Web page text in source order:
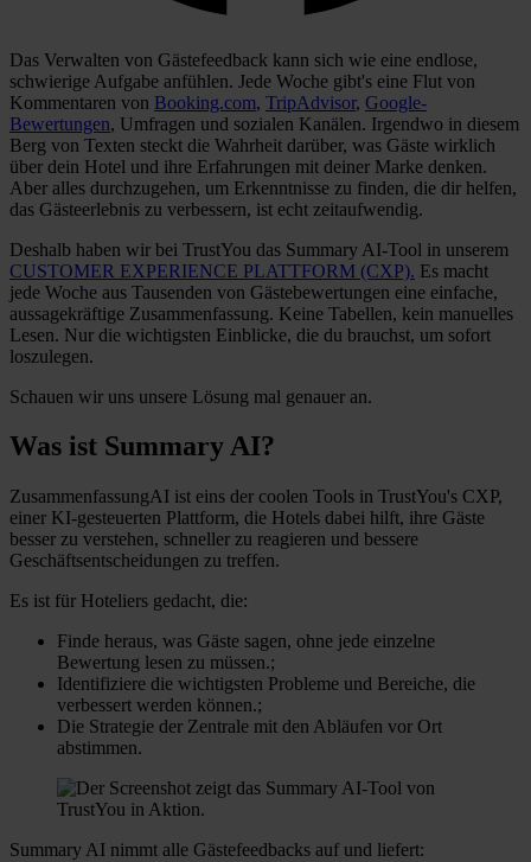
Das Verwalten von Gästefeedback kann sich wie eine endlose,
schwierige Aufgabe anfühlen. Jede Woche gibt's eine Flut von
Kommentaren von Booking.com, TripAdvisor, Google-
Bewertungen, Umfragen und sozialen Kanälen. Irgendwo in diesem
Berg von Texten steckt die Wahrheit darüber, was Gäste wirklich
über dein Hotel und ihre Erfahrungen mit deiner Marke denken.
Aber alles durchzugehen, um Erkenntnisse zu finden, die dir helfen,
das Gästeerlebnis zu verbessern, ist echt zeitaufwendig.
Deshalb haben wir bei TrustYou das Summary AI-Tool in unserem
CUSTOMER EXPERIENCE PLATTFORM (CXP). Es macht
jede Woche aus Tausenden von Gästebewertungen eine einfache,
aussagekräftige Zusammenfassung. Keine Tabellen, kein manuelles
Lesen. Nur die wichtigsten Einblicke, die du brauchst, um sofort
loszulegen.
Schauen wir uns unsere Lösung mal genauer an.
Was ist Summary AI?
ZusammenfassungAI ist eins der coolen Tools in TrustYou's CXP,
einer KI-gesteuerten Plattform, die Hotels dabei hilft, ihre Gäste
besser zu verstehen, schneller zu reagieren und bessere
Geschäftsentscheidungen zu treffen.
Es ist für Hoteliers gedacht, die:
Finde heraus, was Gäste sagen, ohne jede einzelne
Bewertung lesen zu müssen.;
Identifiziere die wichtigsten Probleme und Bereiche, die
verbessert werden können.;
Die Strategie der Zentrale mit den Abläufen vor Ort
abstimmen.
Summary AI nimmt alle Gästefeedbacks auf und liefert: